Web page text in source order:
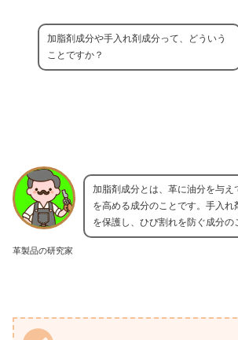
加脂剤成分や手入れ剤成分って、どういう
ことですか？
革製品の研究家
加脂剤成分とは、革に油分を与え
を高める成分のことです。手入
を保護し、ひび割れを防ぐ成分の